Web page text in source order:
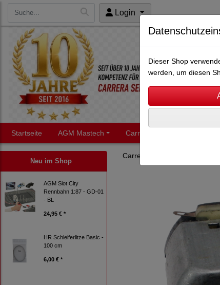
Login
Startseite AGM Mastech Carrera Servo
Neu im Shop
AGM Slot City
Rennbahn 1:87 - GD-01
- BL
24,95 € *
HR Schleiferlitze Basic -
100 cm
6,00 € *
Carrera Servo
Dieser Shop
werden, um diesen